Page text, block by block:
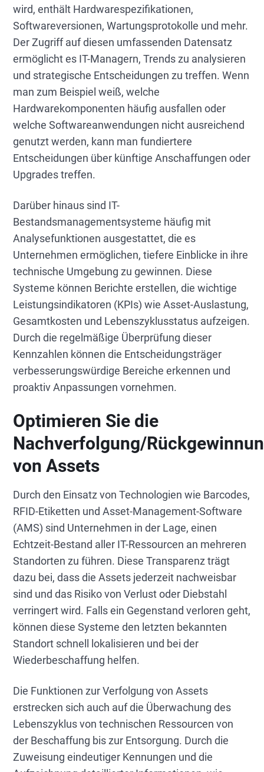
wird, enthält Hardwarespezifikationen,
Softwareversionen, Wartungsprotokolle und mehr.
Der Zugriff auf diesen umfassenden Datensatz
ermöglicht es IT-Managern, Trends zu analysieren
und strategische Entscheidungen zu treffen. Wenn
man zum Beispiel weiß, welche
Hardwarekomponenten häufig ausfallen oder
welche Softwareanwendungen nicht ausreichend
genutzt werden, kann man fundiertere
Entscheidungen über künftige Anschaffungen oder
Upgrades treffen.
Darüber hinaus sind IT-
Bestandsmanagementsysteme häufig mit
Analysefunktionen ausgestattet, die es
Unternehmen ermöglichen, tiefere Einblicke in ihre
technische Umgebung zu gewinnen. Diese
Systeme können Berichte erstellen, die wichtige
Leistungsindikatoren (KPIs) wie Asset-Auslastung,
Gesamtkosten und Lebenszyklusstatus aufzeigen.
Durch die regelmäßige Überprüfung dieser
Kennzahlen können die Entscheidungsträger
verbesserungswürdige Bereiche erkennen und
proaktiv Anpassungen vornehmen.
Optimieren Sie die
Nachverfolgung/
von Assets
Durch den Einsatz von Technologien wie Barcodes,
RFID-Etiketten und Asset-Management-Software
(AMS) sind Unternehmen in der Lage, einen
Echtzeit-Bestand aller IT-Ressourcen an mehreren
Standorten zu führen. Diese Transparenz trägt
dazu bei, dass die Assets jederzeit nachweisbar
sind und das Risiko von Verlust oder Diebstahl
verringert wird. Falls ein Gegenstand verloren geht,
können diese Systeme den letzten bekannten
Standort schnell lokalisieren und bei der
Wiederbeschaffung helfen.
Die Funktionen zur Verfolgung von Assets
erstrecken sich auch auf die Überwachung des
Lebenszyklus von technischen Ressourcen von
der Beschaffung bis zur Entsorgung. Durch die
Zuweisung eindeutiger Kennungen und die